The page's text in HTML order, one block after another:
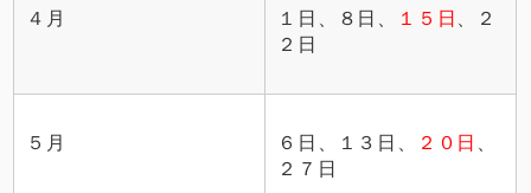
４月 １日、８日、 １５日
、２
２日
５月 ６日、１３日、 ２０日
２７日